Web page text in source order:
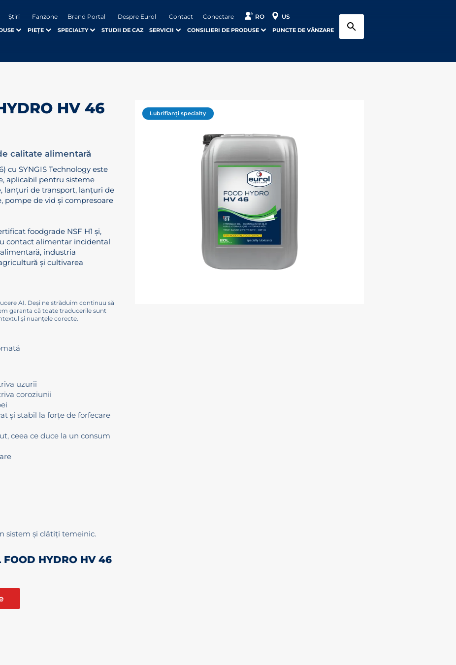
Știri Fanzone Brand Portal Despre Eurol Contact Conectare RO US
PIEȚE SPECIALTY STUDII DE CAZ SERVICII CONSILIERI DE PRODUSE PUNCTE DE VÂNZARE
HV 46
calitate alimentară
cu SYNGIS Technology este
aplicabil pentru sisteme
lanțuri de transport, lanțuri de
pompe de vid și compresoare
foodgrade NSF H1 și,
contact alimentar incidental
industria
și cultivarea
AI. Deși ne străduim continuu să
garanta că toate traducerile sunt
și nuanțele corecte.
uzurii
coroziunii
și stabil la forțe de forfecare
ceea ce duce la un consum
sistem și clătiți temeinic.
FOOD HYDRO HV 46
Lubrifianți specialty